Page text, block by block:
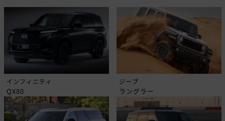
インフィニティ
QX80
ジープ
ラングラー